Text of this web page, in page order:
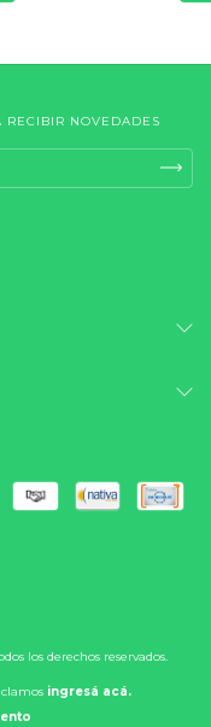
RECIBIR NOVEDADES
los derechos reservados.
ingresá acá.